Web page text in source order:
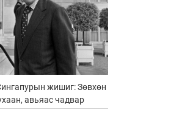
жишиг: Зөвхөн
авьяас чадвар